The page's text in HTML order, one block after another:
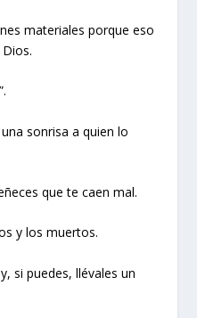
materiales porque eso
sonrisa a quien lo
que te caen mal.
y los muertos.
si puedes, llévales un